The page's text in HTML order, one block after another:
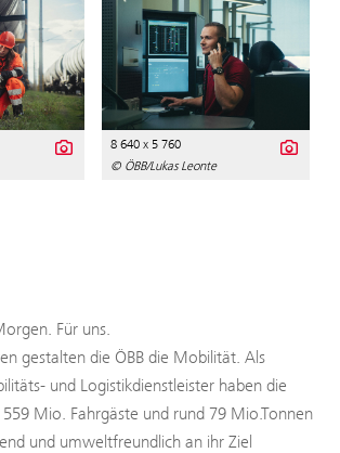
8 640 x 5 760
© ÖBB/Lukas Leonte
Für uns.
gestalten die ÖBB die Mobilität. Als
und Logistikdienstleister haben die
559 Mio. Fahrgäste und rund 79 Mio.Tonnen
und umweltfreundlich an ihr Ziel